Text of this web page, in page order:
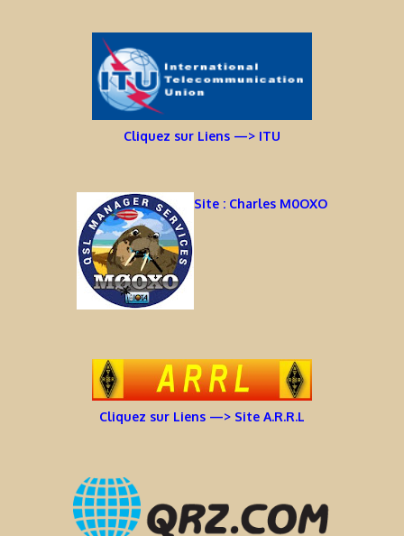
Cliquez sur Liens —> ITU
Site : Charles M0OXO
Cliquez sur Liens —> Site A.R.R.L